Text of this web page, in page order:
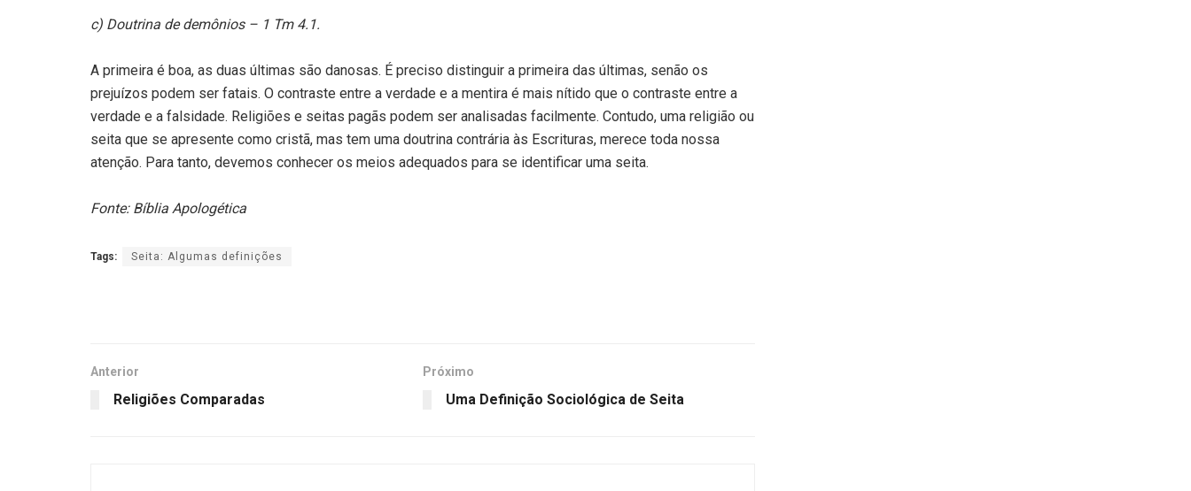
c) Doutrina de demônios – 1 Tm 4.1.
A primeira é boa, as duas últimas são danosas. É preciso distinguir a primeira das últimas, senão os
prejuízos podem ser fatais. O contraste entre a verdade e a mentira é mais nítido que o contraste entre a
verdade e a falsidade. Religiões e seitas pagãs podem ser analisadas facilmente. Contudo, uma religião ou
seita que se apresente como cristã, mas tem uma doutrina contrária às Escrituras, merece toda nossa
atenção. Para tanto, devemos conhecer os meios adequados para se identificar uma seita.
Fonte: Bíblia Apologética
Tags: Seita: Algumas definições
Anterior
Religiões Comparadas
Próximo
Uma Definição Sociológica de Seita